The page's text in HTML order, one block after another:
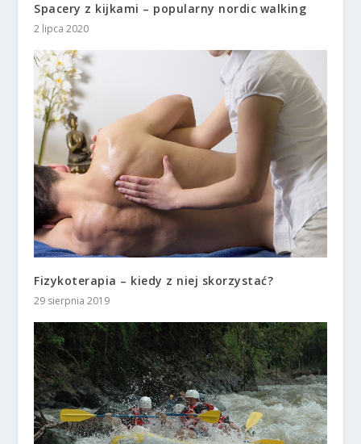
Spacery z kijkami – popularny nordic walking
2 lipca 2020
Fizykoterapia – kiedy z niej skorzystać?
29 sierpnia 2019